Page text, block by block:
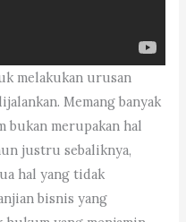
melakukan urusan
Memang banyak
bukan merupakan hal
justru sebaliknya,
hal yang tidak
bisnis yang